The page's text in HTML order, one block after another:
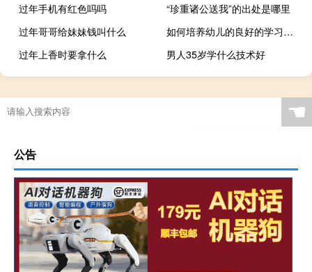
过年手机有红色吗吗
“珍重诸公送我”的出处是哪里
过年哥哥给妹妹钱叫什么
如何培养幼儿的良好的学习习惯
过年上香时要拿什么
男人35岁学什么技术好
☚
公告